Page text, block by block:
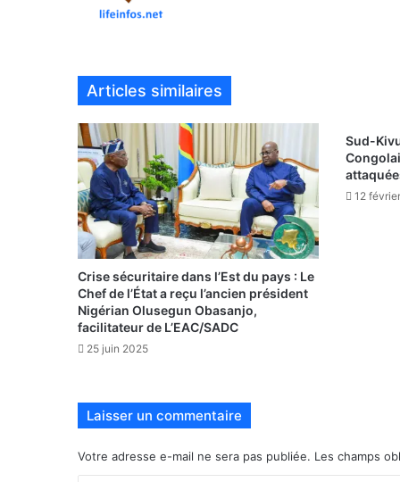
Articles similaires
Crise sécuritaire dans l’Est du pays : Le
Chef de l’État a reçu l’ancien président
Nigérian Olusegun Obasanjo,
facilitateur de L’EAC/SADC
25 juin 2025
Sud-
12
Laisser un commentaire
Votre adresse e-mail ne sera pas publiée. Les champs